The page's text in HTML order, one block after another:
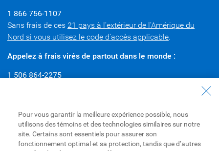
1 866 756-1107
Sans frais de ces 21 pays à l’extérieur de l’Amérique du
Nord si vous utilisez le code d’accès applicable.
Appelez à frais virés de partout dans le monde :
1 506 864-2275
l’assistance-annuaire ou à un téléphoniste du service outre-
mer pour obtenir le code d’accès international ou d’autres
indicatifs téléphoniques uniques pouvant s’appliquer dans
votre pays.
Pour vous garantir la meilleure expérience possible, nous
utilisons des témoins et des technologies similaires sur notre
site. Certains sont essentiels pour assurer son
fonctionnement optimal et sa protection, tandis que d’autres